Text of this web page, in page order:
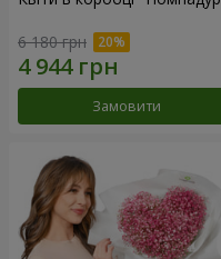
6 180 грн
Замовити